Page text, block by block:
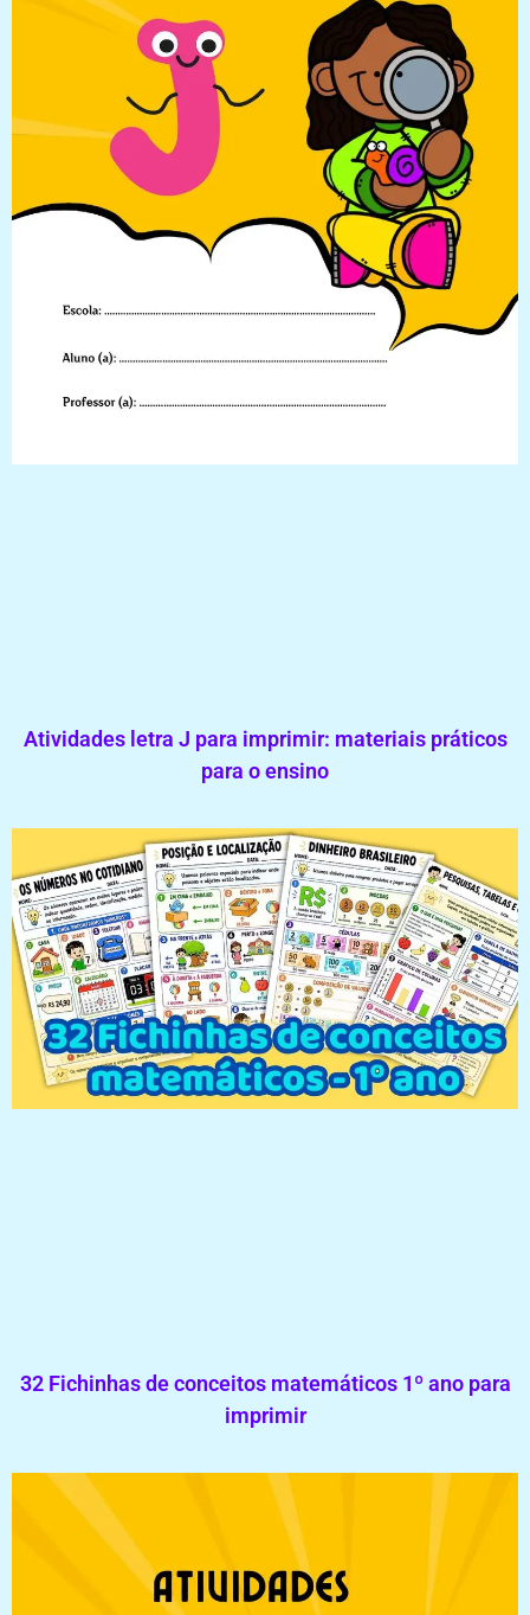
Atividades letra J para imprimir: materiais práticos
para o ensino
32 Fichinhas de conceitos matemáticos 1º ano para
imprimir